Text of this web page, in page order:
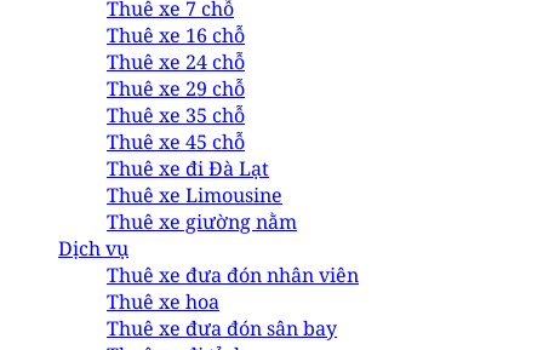
Thuê xe 7 chỗ
Thuê xe 16 chỗ
Thuê xe 24 chỗ
Thuê xe 29 chỗ
Thuê xe 35 chỗ
Thuê xe 45 chỗ
Thuê xe đi Đà Lạt
Thuê xe Limousine
Thuê xe giường nằm
Dịch vụ
Thuê xe đưa đón nhân viên
Thuê xe hoa
Thuê xe đưa đón sân bay